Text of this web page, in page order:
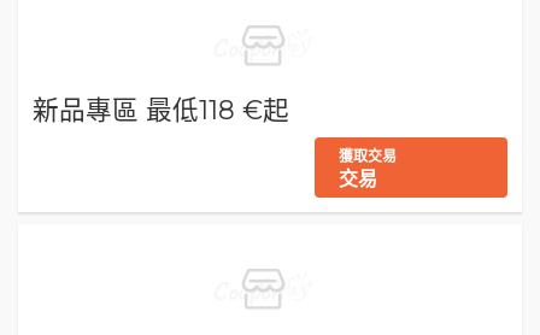
新品專區 最低118 €起
獲取交易
交易